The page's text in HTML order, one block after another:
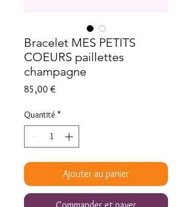
Bracelet MES PETITS
COEURS paillettes
champagne
85,00 €
Quantité *
Ajouter au panier